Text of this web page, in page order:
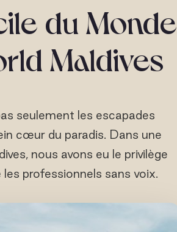
du Monde
Maldives
seulement les escapades
cœur du paradis. Dans une
nous avons eu le privilège
professionnels sans voix.